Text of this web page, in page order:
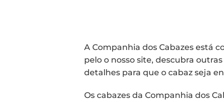
A Companhia dos Cabazes está
pelo o nosso site, descubra
detalhes para que o cabaz seja
Os cabazes da Companhia dos